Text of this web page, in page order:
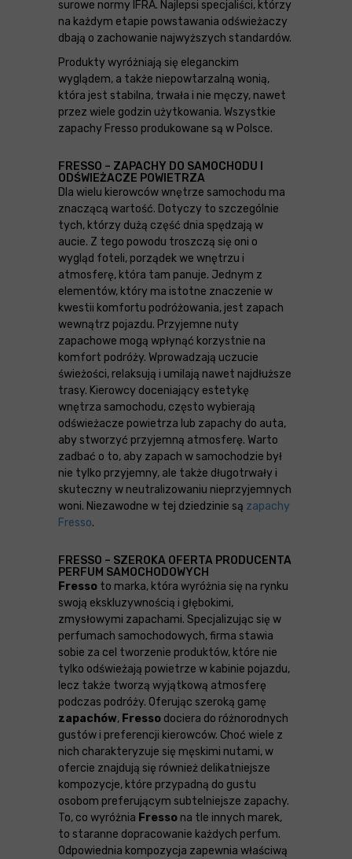
surowe normy IFRA. Najlepsi specjaliści, którzy
na każdym etapie powstawania odświeżaczy
dbają o zachowanie najwyższych standardów.
Produkty wyróżniają się eleganckim
wyglądem, a także niepowtarzalną wonią,
która jest stabilna, trwała i nie męczy, nawet
przez wiele godzin użytkowania. Wszystkie
zapachy Fresso produkowane są w Polsce.
FRESSO – ZAPACHY DO SAMOCHODU I
ODŚWIEŻACZE POWIETRZA
Dla wielu kierowców wnętrze samochodu ma
znaczącą wartość. Dotyczy to szczególnie
tych, którzy dużą część dnia spędzają w
aucie. Z tego powodu troszczą się oni o
wygląd foteli, porządek we wnętrzu i
atmosferę, która tam panuje. Jednym z
elementów, który ma istotne znaczenie w
kwestii komfortu podróżowania, jest zapach
wewnątrz pojazdu. Przyjemne nuty
zapachowe mogą wpłynąć korzystnie na
komfort podróży. Wprowadzają uczucie
świeżości, relaksują i umilają nawet najdłuższe
trasy. Kierowcy doceniający estetykę
wnętrza samochodu, często wybierają
odświeżacze powietrza lub zapachy do auta,
aby stworzyć przyjemną atmosferę. Warto
zadbać o to, aby zapach w samochodzie był
nie tylko przyjemny, ale także długotrwały i
skuteczny w neutralizowaniu nieprzyjemnych
woni. Niezawodne w tej dziedzinie są zapachy
Fresso.
FRESSO – SZEROKA OFERTA PRODUCENTA
PERFUM SAMOCHODOWYCH
Fresso to marka, która wyróżnia się na rynku
swoją ekskluzywnością i głębokimi,
zmysłowymi zapachami. Specjalizując się w
perfumach samochodowych, firma stawia
sobie za cel tworzenie produktów, które nie
tylko odświeżają powietrze w kabinie pojazdu,
lecz także tworzą wyjątkową atmosferę
podczas podróży. Oferując szeroką gamę
zapachów, Fresso dociera do różnorodnych
gustów i preferencji kierowców. Choć wiele z
nich charakteryzuje się męskimi nutami, w
ofercie znajdują się również delikatniejsze
kompozycje, które przypadną do gustu
osobom preferującym subtelniejsze zapachy.
To, co wyróżnia Fresso na tle innych marek,
to staranne dopracowanie każdych perfum.
Odpowiednia kompozycja zapewnia właściwą